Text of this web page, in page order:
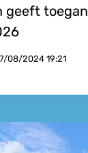
geeft
08/2024 19:21